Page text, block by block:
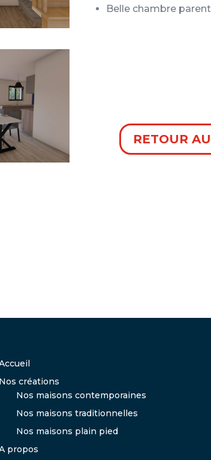
Belle chambre
RETOUR
Nos créations
Nos maisons contemporaines
Nos maisons traditionnelles
Nos maisons plain pied
propos